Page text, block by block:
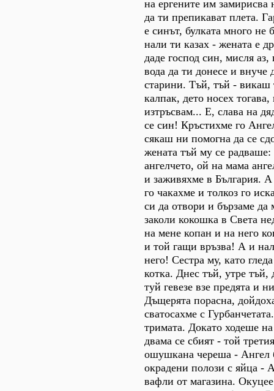
на ергените им замирисва
да ти препикават плета.
е синът, булката много не
нали ти казах - жената е
даде господ син, мисля
вода да ти донесе и внуче
старини. Тъй, тъй - викаш
калпак, дето носех
изтръсвам... Е, слава на
се син! Кръстихме го
сякаш ни помогна да се
жената тъй му се
ангелчето, ой на мама
и заживяхме в България. А
го чакахме и толкоз го
си да отвори и бързаме да
заколи кокошка в Света
на мене копан и на него
и той гащи връзва! А и
него! Сестра му, като
котка. Днес тъй, утре тъй,
туй гевезе взе предята и
Дъщерята порасна,
сватосахме с
тримата. Докато ходеше
двама се сбият - той
ошушкана череша - Ангел
окрадени полози с яйца -
вафли от магазина.